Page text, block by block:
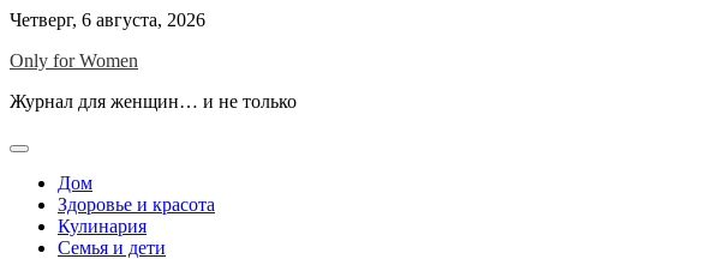
Skip
content
Четверг, 6 августа, 2026
Only for Women
Журнал для женщин… и не только
Дом
Здоровье и красота
Кулинария
Семья и дети